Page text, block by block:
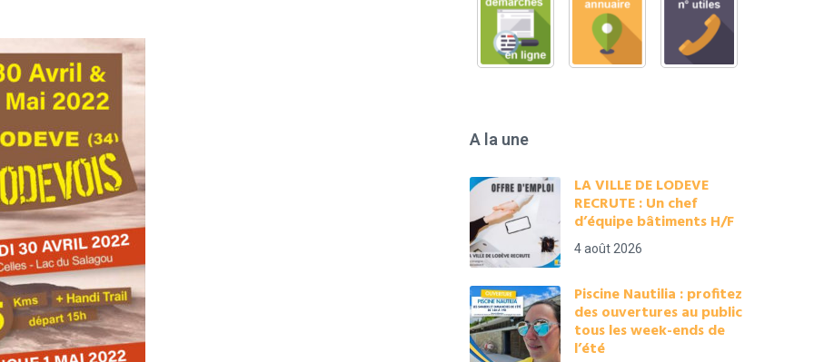
A la une
LA VILLE DE LODEVE
RECRUTE : Un chef
d’équipe bâtiments H/F
4 août 2026
Piscine Nautilia : profitez
des ouvertures au public
tous les week-ends de
l’été